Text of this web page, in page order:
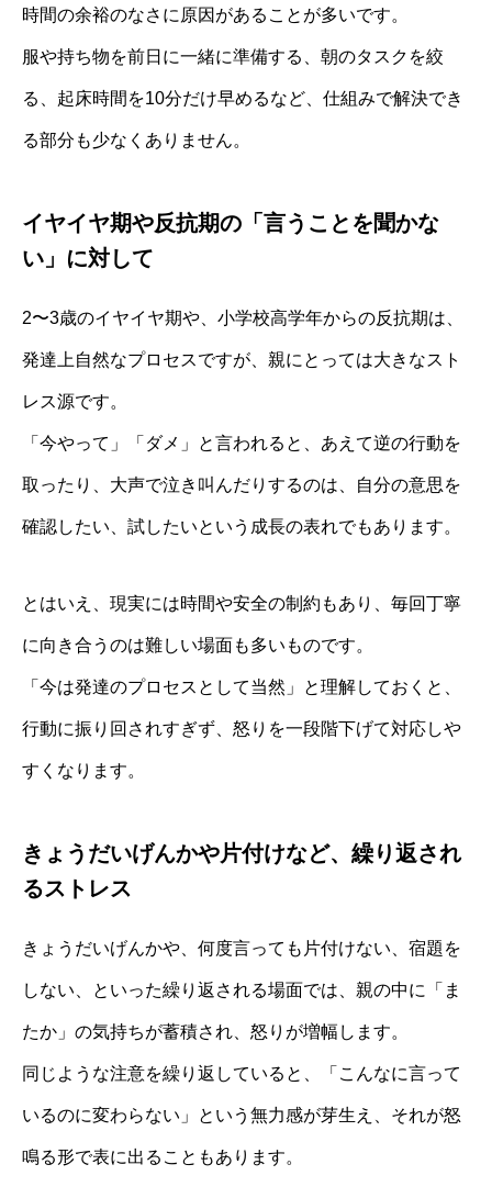
時間の余裕のなさに原因があることが多いです。
服や持ち物を前日に一緒に準備する、朝のタスクを絞
る、起床時間を10分だけ早めるなど、仕組みで解決でき
る部分も少なくありません。
イヤイヤ期や反抗期の「言うことを聞かな
い」に対して
2〜3歳のイヤイヤ期や、小学校高学年からの反抗期は、
発達上自然なプロセスですが、親にとっては大きなスト
レス源です。
「今やって」「ダメ」と言われると、あえて逆の行動を
取ったり、大声で泣き叫んだりするのは、自分の意思を
確認したい、試したいという成長の表れでもあります。
とはいえ、現実には時間や安全の制約もあり、毎回丁寧
に向き合うのは難しい場面も多いものです。
「今は発達のプロセスとして当然」と理解しておくと、
行動に振り回されすぎず、怒りを一段階下げて対応しや
すくなります。
きょうだいげんかや片付けなど、繰り返され
るストレス
きょうだいげんかや、何度言っても片付けない、宿題を
しない、といった繰り返される場面では、親の中に「ま
たか」の気持ちが蓄積され、怒りが増幅します。
同じような注意を繰り返していると、「こんなに言って
いるのに変わらない」という無力感が芽生え、それが怒
鳴る形で表に出ることもあります。